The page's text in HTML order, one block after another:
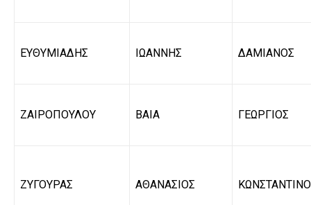
ΕΥΘΥΜΙΑΔΗΣ ΙΩΑΝΝΗΣ ΔΑΜΙΑΝΟΣ
ΖΑΙΡΟΠΟΥΛΟΥ ΒΑΙΑ ΓΕΩΡΓΙΟΣ
ΖΥΓΟΥΡΑΣ ΑΘΑΝΑΣΙΟΣ